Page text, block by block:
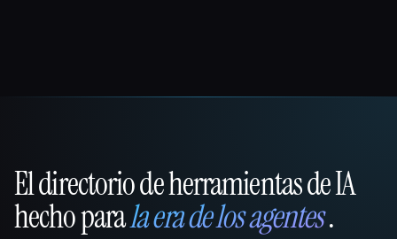
That AI Collection
El directorio de herramientas de IA
hecho parala era de los agentes.